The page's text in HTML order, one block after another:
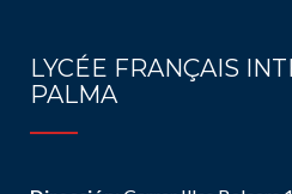
LYCÉE FRANÇAIS
PALMA